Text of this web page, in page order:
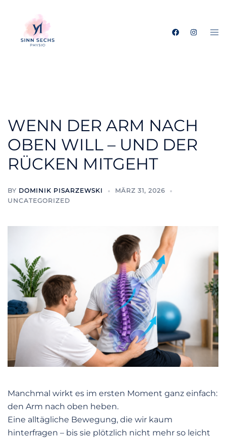
content
WENN DER ARM NACH
OBEN WILL – UND DER
RÜCKEN MITGEHT
BY DOMINIK PISARZEWSKI
MÄRZ 31, 2026
UNCATEGORIZED
Manchmal wirkt es im ersten Moment ganz einfach:
den Arm nach oben heben.
Eine alltägliche Bewegung, die wir kaum
hinterfragen – bis sie plötzlich nicht mehr so leicht